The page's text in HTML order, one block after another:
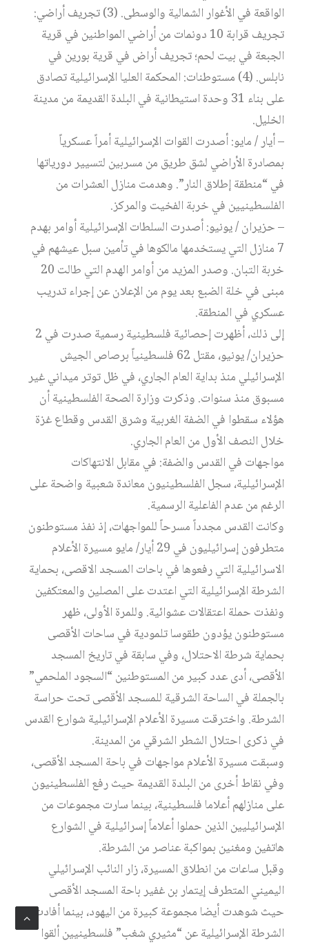
الواقعة في الأغوار الشمالية والوسطى. (3) تجريف أراضي:
تجريف قرابة 10 دونمات من أراضي المواطنين في قرية
الجبعة في بيت لحم؛ تجريف أراض في قرية بورين في
نابلس. (4) مستوطنات: المحكمة العليا الإسرائيلية تصادق
على بناء 31 وحدة استيطانية في البلدة القديمة من مدينة
الخليل.
– أيار / مايو: أصدرت القوات الإسرائيلية أمراً عسكرياً
بمصادرة الأراضي لشق طريق من مسربين لتسيير دورياتها
في “منطقة إطلاق النار”. وهدمت منازل العشرات من
الفلسطينيين في خربة الفخيت والمركز.
– حزيران / يونيو: أصدرت السلطات الإسرائيلية أوامر بهدم
7 منازل التي يستخدمها مالكوها في تأمين سبل عيشهم في
خربة التبان. وصدر المزيد من أوامر الهدم التي طالت 20
مبنى في خلة الضبع بعد يوم من الإعلان عن إجراء تدريب
عسكري في المنطقة.
إلى ذلك، أظهرت إحصائية فلسطينية رسمية صدرت في 2
حزيران/ يونيو، مقتل 62 فلسطينياً برصاص الجيش
الإسرائيلي منذ بداية العام الجاري، في ظل توتر ميداني غير
مسبوق منذ سنوات. وذكرت وزارة الصحة الفلسطينية أن
هؤلاء سقطوا في الضفة الغربية وشرق القدس وقطاع غزة
خلال النصف الأول من العام الجاري.
مواجهات في القدس والضفة: في مقابل الانتهاكات
الإسرائيلية، سجل الفلسطينيون معاندة شعبية واضحة على
الرغم من عدم الفاعلية الرسمية.
وكانت القدس مجدداً مسرحاً للمواجهات، إذ نفذ مستوطنون
متطرفون إسرائيليون في 29 أيار/ مايو مسيرة الأعلام
الاسرائيلية التي رفعوها في باحات المسجد الاقصى، بحماية
الشرطة الإسرائيلية التي اعتدت على المصلين والمعتكفين
ونفذت حملة اعتقالات عشوائية. وللمرة الأولى، ظهر
مستوطنون يؤدون طقوسا تلمودية في ساحات الأقصى
بحماية شرطة الاحتلال، وفي سابقة في تاريخ المسجد
الأقصى، أدى عدد كبير من المستوطنين “السجود الملحمي”
بالجملة في الساحة الشرقية للمسجد الأقصى تحت حراسة
الشرطة. واخترقت مسيرة الأعلام الإسرائيلية شوارع القدس
في ذكرى احتلال الشطر الشرقي من المدينة.
وسبقت مسيرة الأعلام مواجهات في باحة المسجد الأقصى،
وفي نقاط أخرى من البلدة القديمة حيث رفع الفلسطينيون
على منازلهم أعلاما فلسطينية، بينما سارت مجموعات من
الإسرائيليين الذين حملوا أعلاماً إسرائيلية في الشوارع
هاتفين ومغنين بمواكبة عناصر من الشرطة.
وقبل ساعات من انطلاق المسيرة، زار النائب الإسرائيلي
اليميني المتطرف إيتمار بن غفير باحة المسجد الأقصى
حيث شوهدت أيضا مجموعة كبيرة من اليهود، بينما أفادت
الشرطة الإسرائيلية عن “مثيري شغب” فلسطينيين ألقوا